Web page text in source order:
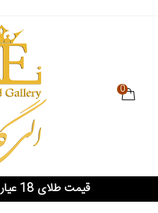
0
قیمت طلای 18 عیار 18,506,000 تومان